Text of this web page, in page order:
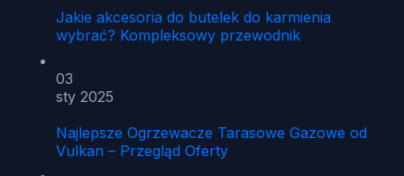
Jakie akcesoria do butelek do karmienia
wybrać? Kompleksowy przewodnik
03
sty 2025
Najlepsze Ogrzewacze Tarasowe Gazowe od
Vulkan – Przegląd Oferty